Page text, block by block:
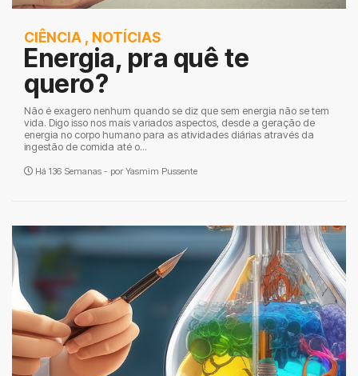
CIÊNCIA , NOTÍCIAS
Energia, pra quê te
quero?
Não é exagero nenhum quando se diz que sem energia não se tem
vida. Digo isso nos mais variados aspectos, desde a geração de
energia no corpo humano para as atividades diárias através da
ingestão de comida até o...
Há 136 Semanas - por Yasmim Pussente